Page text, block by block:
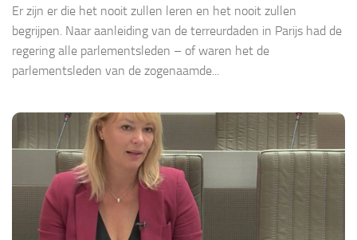
Er zijn er die het nooit zullen leren en het nooit zullen
begrijpen. Naar aanleiding van de terreurdaden in Parijs had de
regering alle parlementsleden – of waren het de
parlementsleden van de zogenaamde...